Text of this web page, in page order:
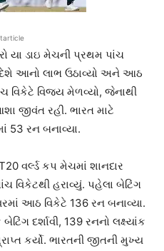
યા ડાઇ મેચની પ્રથમ પાંચ
આનો લાભ ઉઠાવ્યો અને આઠ
વિકેટે વિજય મેળવ્યો, જેનાથી
જીવંત રહી. ભારત માટે
53 રન બનાવ્યા.
વર્લ્ડ કપ મેચમાં શાનદાર
વિકેટથી હરાવ્યું. પહેલા બેટિંગ
આઠ વિકેટે 136 રન બનાવ્યા.
દર્શાવી, 139 રનનો લક્ષ્યાંક
કર્યો. ભારતની જીતની મુખ્ય